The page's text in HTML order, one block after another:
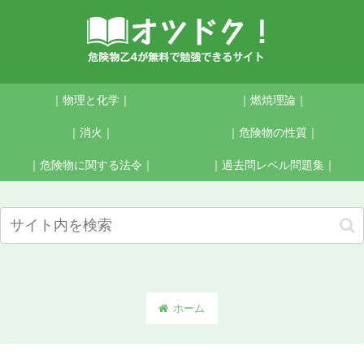
｜物理と化学｜ ｜燃焼理論｜
｜消火｜ ｜危険物の性質｜
｜危険物に関する法令｜ ｜過去問レベル問題集｜
ホーム